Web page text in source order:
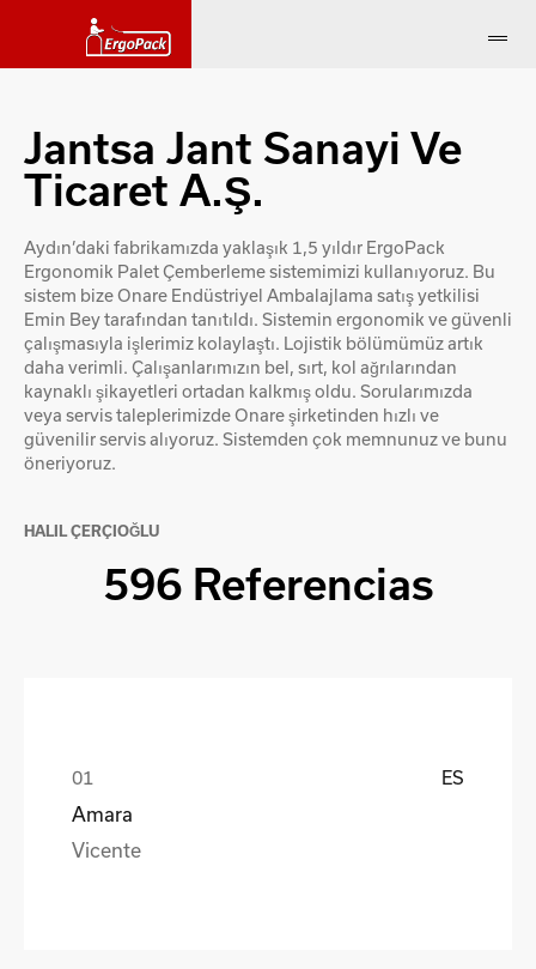
Jantsa Jant Sanayi Ve
Ticaret A.Ş.
Aydın’daki fabrikamızda yaklaşık 1,5 yıldır ErgoPack
Ergonomik Palet Çemberleme sistemimizi kullanıyoruz. Bu
sistem bize Onare Endüstriyel Ambalajlama satış yetkilisi
Emin Bey tarafından tanıtıldı. Sistemin ergonomik ve güvenli
çalışmasıyla işlerimiz kolaylaştı. Lojistik bölümümüz artık
daha verimli. Çalışanlarımızın bel, sırt, kol ağrılarından
kaynaklı şikayetleri ortadan kalkmış oldu. Sorularımızda
veya servis taleplerimizde Onare şirketinden hızlı ve
güvenilir servis alıyoruz. Sistemden çok memnunuz ve bunu
öneriyoruz.
HALIL ÇERÇIOĞLU
596 Referencias
ES
Amara
Vicente